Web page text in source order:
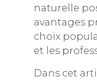
naturelle
avantages
choix
et les
Dans cet